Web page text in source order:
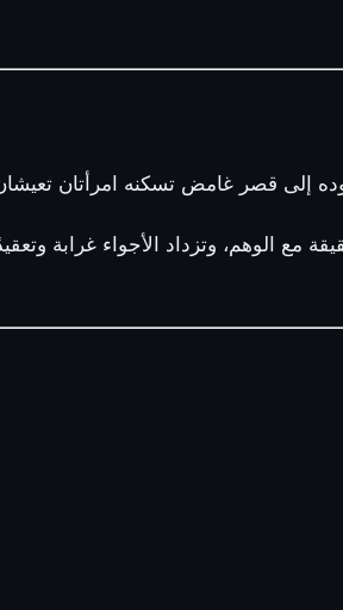
إلى قصر غامض تسكنه امرأتان
الوهم، وتزداد الأجواء غرابة